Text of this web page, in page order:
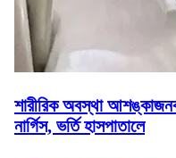
শারীরিক অবস্থা
নার্গিস, ভর্তি হাসপাতালে